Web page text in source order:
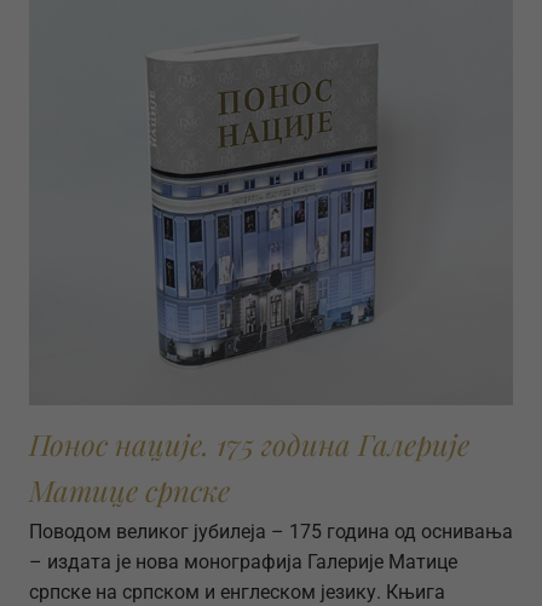
Понос нације. 175 година Галерије
Матице српске
Поводом великог јубилеја – 175 година од оснивања
– издата је нова монографија Галерије Матице
српске на српском и енглеском језику. Књига